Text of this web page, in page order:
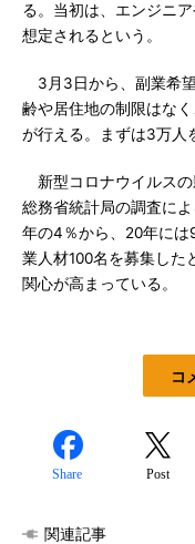
る。当初は、エンジニ
想定されるという。
3月3日から、副業希
齢や居住地の制限はな
が行える。まずは3万人
新型コロナウイルスの
総務省統計局の調査に
年の4％から、20年には
業人材100名を募集した
関心が高まっている。
コ
Share Post
関連記事